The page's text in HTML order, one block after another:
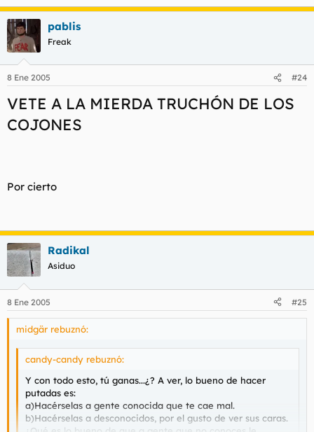
pablis
Freak
8 Ene 2005 #24
VETE A LA MIERDA TRUCHÓN DE LOS
COJONES
Por cierto
Radikal
Asiduo
8 Ene 2005 #25
midgär rebuznó:
candy-candy rebuznó:
Y con todo esto, tú ganas...¿? A ver, lo bueno de hacer
putadas es:
a)Hacérselas a gente conocida que te cae mal.
b)Hacérselas a desconocidos, por el gusto de ver sus caras.